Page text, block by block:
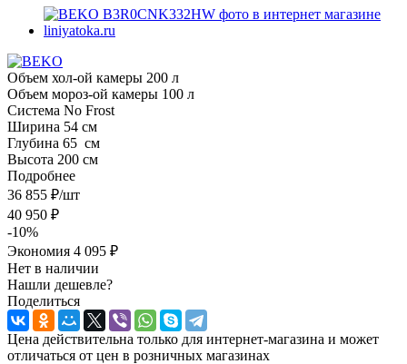
Объем хол-ой камеры 200 л
Объем мороз-ой камеры 100 л
Система No Frost
Ширина 54 см
Глубина 65 см
Высота 200 см
Подробнее
36 855 ₽/шт
40 950 ₽
-10%
Экономия 4 095 ₽
Нет в наличии
Нашли дешевле?
Поделиться
Цена действительна только для интернет-магазина и может
отличаться от цен в розничных магазинах